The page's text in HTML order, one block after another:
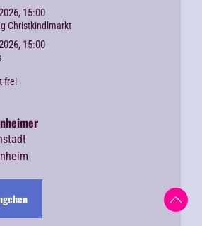
15:00
Christkindlmarkt
15:00
frei